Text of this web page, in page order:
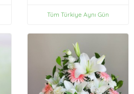
Tüm Türkiye Aynı Gün